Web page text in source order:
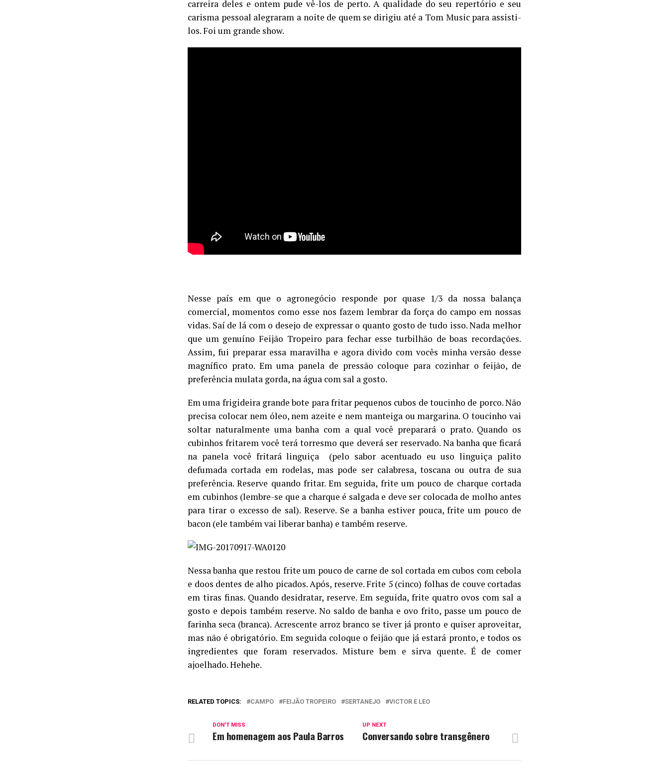
carreira deles e ontem pude vê-los de perto. A qualidade do seu repertório e seu
carisma pessoal alegraram a noite de quem se dirigiu até a Tom Music para assisti-
los. Foi um grande show.
Nesse país em que o agronegócio responde por quase 1/3 da nossa balança
comercial, momentos como esse nos fazem lembrar da força do campo em nossas
vidas. Saí de lá com o desejo de expressar o quanto gosto de tudo isso. Nada melhor
que um genuíno Feijão Tropeiro para fechar esse turbilhão de boas recordações.
Assim, fui preparar essa maravilha e agora divido com vocês minha versão desse
magnífico prato. Em uma panela de pressão coloque para cozinhar o feijão, de
preferência mulata gorda, na água com sal a gosto.
Em uma frigideira grande bote para fritar pequenos cubos de toucinho de porco. Não
precisa colocar nem óleo, nem azeite e nem manteiga ou margarina. O toucinho vai
soltar naturalmente uma banha com a qual você preparará o prato. Quando os
cubinhos fritarem você terá torresmo que deverá ser reservado. Na banha que ficará
na panela você fritará linguiça (pelo sabor acentuado eu uso linguiça palito
defumada cortada em rodelas, mas pode ser calabresa, toscana ou outra de sua
preferência. Reserve quando fritar. Em seguida, frite um pouco de charque cortada
em cubinhos (lembre-se que a charque é salgada e deve ser colocada de molho antes
para tirar o excesso de sal). Reserve. Se a banha estiver pouca, frite um pouco de
bacon (ele também vai liberar banha) e também reserve.
Nessa banha que restou frite um pouco de carne de sol cortada em cubos com cebola
e doos dentes de alho picados. Após, reserve. Frite 5 (cinco) folhas de couve cortadas
em tiras finas. Quando desidratar, reserve. Em seguida, frite quatro ovos com sal a
gosto e depois também reserve. No saldo de banha e ovo frito, passe um pouco de
farinha seca (branca). Acrescente arroz branco se tiver já pronto e quiser aproveitar,
mas não é obrigatório. Em seguida coloque o feijão que já estará pronto, e todos os
ingredientes que foram reservados. Misture bem e sirva quente. É de comer
ajoelhado. Hehehe.
RELATED TOPICS: CAMPO FEIJÃO TROPEIRO SERTANEJO VICTOR E LEO
UP NEXT
Conversando sobre transgênero
DON'T MISS
Em homenagem aos Paula Barros